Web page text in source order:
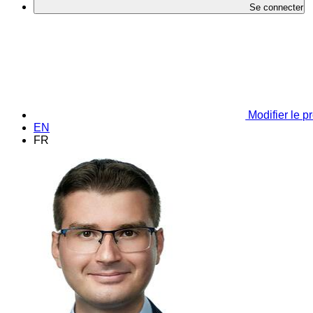
Se connecter
Modifier le
EN
FR